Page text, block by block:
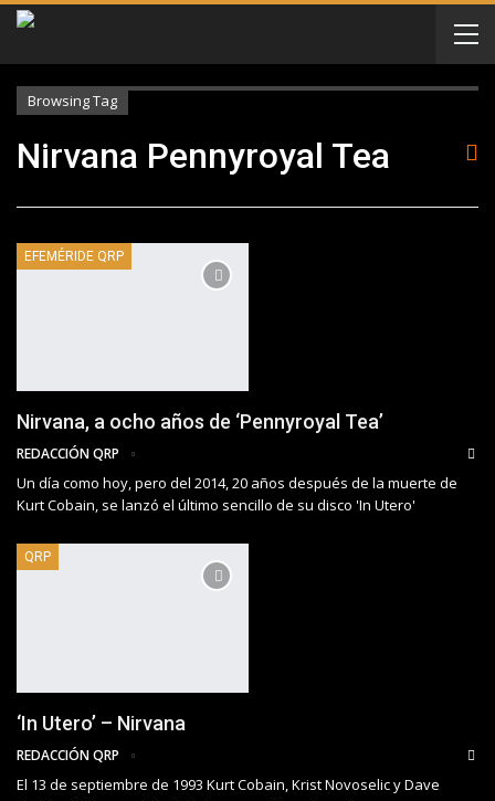
Browsing Tag
Nirvana Pennyroyal Tea
EFEMÉRIDE QRP
Nirvana, a ocho años de ‘Pennyroyal Tea’
REDACCIÓN QRP
Un día como hoy, pero del 2014, 20 años después de la muerte de
Kurt Cobain, se lanzó el último sencillo de su disco 'In Utero'
QRP
‘In Utero’ – Nirvana
REDACCIÓN QRP
El 13 de septiembre de 1993 Kurt Cobain, Krist Novoselic y Dave